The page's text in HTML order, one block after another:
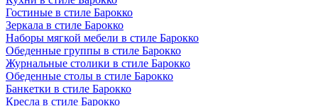
Гостиные в стиле Барокко
Зеркала в стиле Барокко
Наборы мягкой мебели в стиле Барокко
Обеденные группы в стиле Барокко
Журнальные столики в стиле Барокко
Обеденные столы в стиле Барокко
Банкетки в стиле Барокко
Кресла в стиле Барокко